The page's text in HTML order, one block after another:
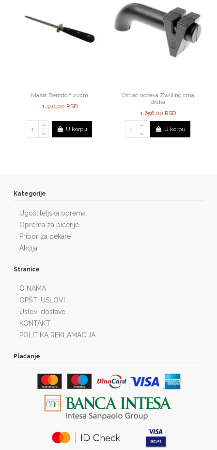
Masat Berndorf 20cm
1.440,00 RSD
U korpu
Oštrač noževa Zwilling crna
drška
1.656,00 RSD
U korpu
Kategorije
Ugostiteljska oprema
Oprema za picerije
Pribor za pekare
Akcija
Stranice
O NAMA
OPŠTI USLOVI
Uslovi dostave
KONTAKT
POLITIKA REKLAMACIJA
Plaćanje